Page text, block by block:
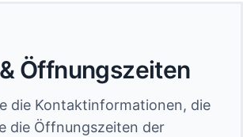
Öffnungszeiten
die Kontaktinformationen, die
die Öffnungszeiten der